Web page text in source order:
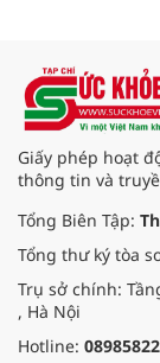
Giấy phép hoạt
thông tin và
Tổng Biên Tập:
Tổng thư ký tòa
Trụ sở chính:
, Hà Nội
Hotline: